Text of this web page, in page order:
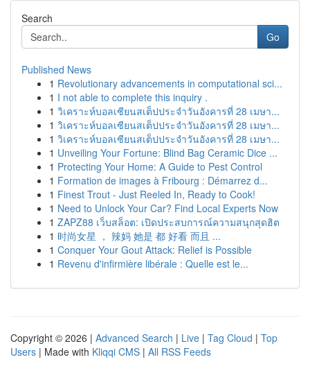
Search
Go
Published News
1 Revolutionary advancements in computational sci...
1 I not able to complete this inquiry .
1 วิเคราะห์บอลเซียนสเต็ปประจำวันอังคารที่ 28 เมษา...
1 วิเคราะห์บอลเซียนสเต็ปประจำวันอังคารที่ 28 เมษา...
1 วิเคราะห์บอลเซียนสเต็ปประจำวันอังคารที่ 28 เมษา...
1 Unveiling Your Fortune: Blind Bag Ceramic Dice ...
1 Protecting Your Home: A Guide to Pest Control
1 Formation de images à Fribourg : Démarrez d...
1 Finest Trout - Just Reeled In, Ready to Cook!
1 Need to Unlock Your Car? Find Local Experts Now
1 ZAPZ88 เว็บสล็อต: เปิดประสบการณ์ความสนุกสุดฮิต
1 时尚女星 ， 辣妈 她是 都 好看 而且 ...
1 Conquer Your Gout Attack: Relief is Possible
1 Revenu d'infirmière libérale : Quelle est le...
Copyright © 2026 | Advanced Search | Live | Tag Cloud | Top
Users | Made with Kliqqi CMS | All RSS Feeds